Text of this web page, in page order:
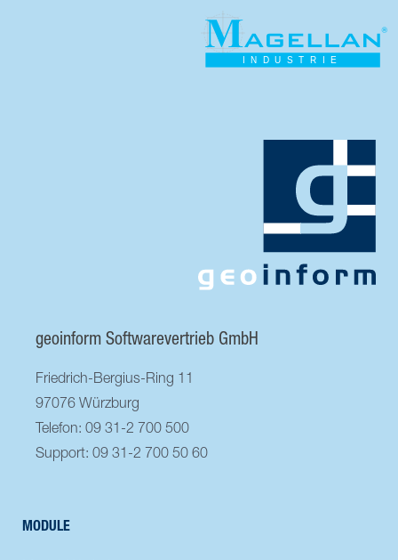
geoinform Softwarevertrieb GmbH
Friedrich-Bergius-Ring 11
97076 Würzburg
Telefon: 09 31-2 700 500
Support: 09 31-2 700 50 60
MODULE